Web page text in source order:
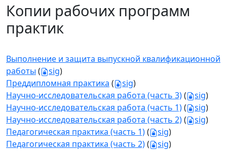
Копии рабочих программ
практик
Выполнение и защита выпускной квалификационной
работы ( sig)
Преддипломная практика ( sig)
Научно-исследовательская работа (часть 3)( sig)
Научно-исследовательская работа (часть 1)( sig)
Научно-исследовательская работа (часть 2)( sig)
Педагогическая практика (часть 1)( sig)
Педагогическая практика (часть 2)( sig)